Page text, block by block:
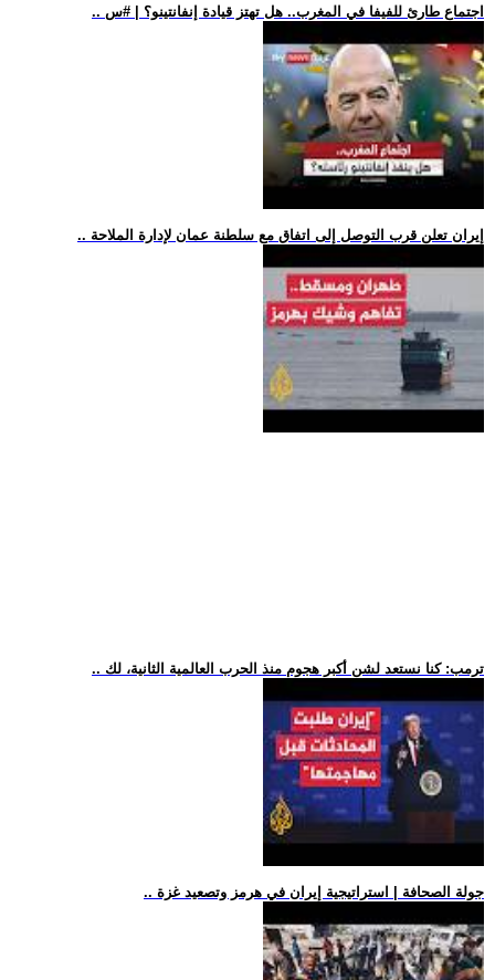
.. اجتماع طارئ للفيفا في المغرب.. هل تهتز قيادة إنفانتينو؟ | #س
.. إيران تعلن قرب التوصل إلى اتفاق مع سلطنة عمان لإدارة الملاحة
.. ترمب: كنا نستعد لشن أكبر هجوم منذ الحرب العالمية الثانية، لك
.. جولة الصحافة | استراتيجية إيران في هرمز وتصعيد غزة